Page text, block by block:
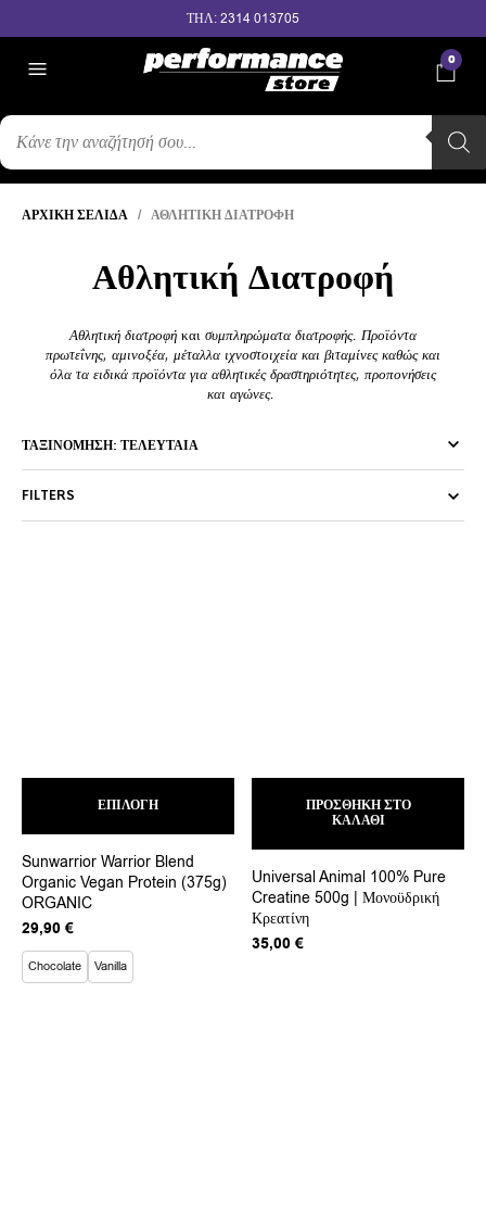
ΤΗΛ: 2314 013705
0
ΑΝΑΖΉΤΗΣΗ
ΠΡΟΪΌΝΤΩΝ
ΑΡΧΙΚΉ ΣΕΛΊΔΑ / ΑΘΛΗΤΙΚΉ ΔΙΑΤΡΟΦΉ
Αθλητική Διατροφή
Αθλητική διατροφή και συμπληρώματα διατροφής. Προϊόντα
πρωτεΐνης, αμινοξέα, μέταλλα ιχνοστοιχεία και βιταμίνες καθώς και
όλα τα ειδικά προϊόντα για αθλητικές δραστηριότητες, προπονήσεις
και αγώνες.
FILTERS
ΕΠΙΛΟΓΉ
παραλλαγές.
επιλογές
μπορούν
Sunwarrior Warrior Blend
Organic Vegan Protein (375g)
ORGANIC
29,90 €
Chocolate Vanilla
ΠΡΟΣΘΉΚΗ ΣΤΟ
ΚΑΛΆΘΙ
Universal Animal 100% Pure
Creatine 500g | Μονοϋδρική
Κρεατίνη
35,00€